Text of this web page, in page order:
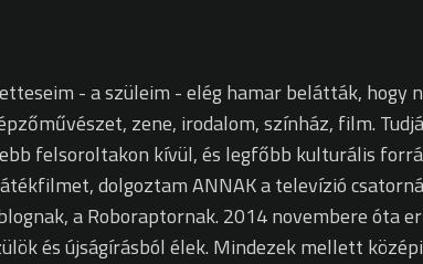
- a szüleim - elég hamar belátták, hogy
zene, irodalom, színház, film.
felsoroltakon kívül, és legfőbb kulturális
dolgoztam ANNAK a televízió
a Roboraptornak. 2014 novembere óta
és újságírásból élek. Mindezek mellett